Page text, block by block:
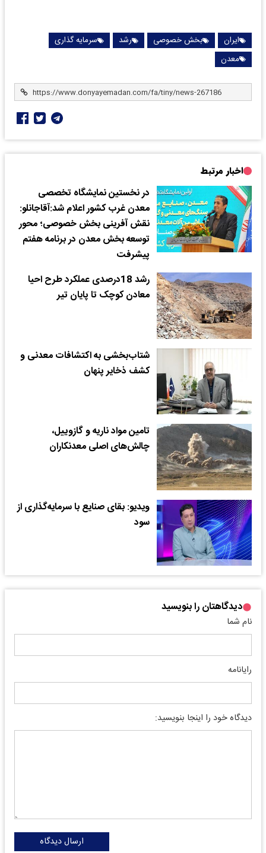
ایران بخش خصوصی رشد
سرمایه گذاری
معدن
اخبار مرتبط
در نخستین نمایشگاه تخصصی
معدن غرب کشور اعلام شد:آقاجانلو:
نقش آفرینی بخش خصوصی؛ محور
توسعه بخش معدن در برنامه هفتم
پیشرفت
رشد 18درصدی عملکرد طرح احیا
معادن کوچک تا پایان تیر
شتاب‌بخشی به اکتشافات معدنی و
کشف ذخایر پنهان
تامین مواد ناریه و گازوییل،
چالش‌های اصلی معدنکاران
ویدیو: بقای صنایع با سرمایه‌گذاری از
سود
دیدگاهتان را بنویسید
نام شما
رایانامه
دیدگاه خود را اینجا بنویسید:
ارسال دیدگاه